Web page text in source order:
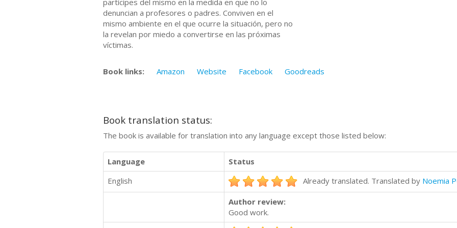
denuncian a profesores o padres. Conviven en el
mismo ambiente en el que ocurre la situación, pero no
la revelan por miedo a convertirse en las próximas
víctimas.
Book links: Amazon Website Facebook Goodreads
Book translation status:
The book is available for translation into any language except those listed below:
Language
Status
English
Already translated. Translated by Noemia
Author review:
Good work.